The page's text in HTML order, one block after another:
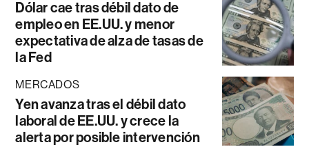
Dólar cae tras débil dato de
empleo en EE.UU. y menor
expectativa de alza de tasas de
la Fed
MERCADOS
Yen avanza tras el débil dato
laboral de EE.UU. y crece la
alerta por posible intervención